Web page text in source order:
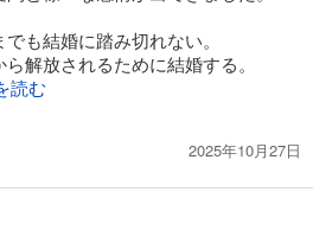
も結婚に踏み切れない。
解放されるために結婚する。
読む
2025年10月27日